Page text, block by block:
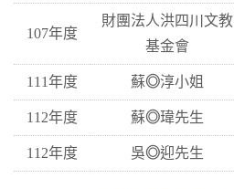
107年度
財團法人洪四川文教
基金會
111年度 蘇◎淳小姐
112年度 蘇◎瑋先生
112年度 吳◎迎先生